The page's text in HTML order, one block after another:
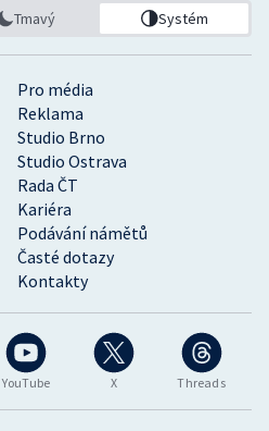
YouTube X Threads
Pro média
Reklama
Studio Brno
Studio Ostrava
Rada ČT
Kariéra
Podávání námětů
Časté dotazy
Kontakty
Tmavý Systém